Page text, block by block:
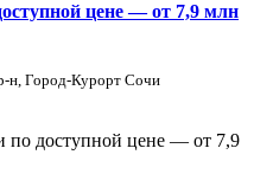
цене — от 7,9 млн
н, Город-Курорт Сочи
доступной цене — от 7,9